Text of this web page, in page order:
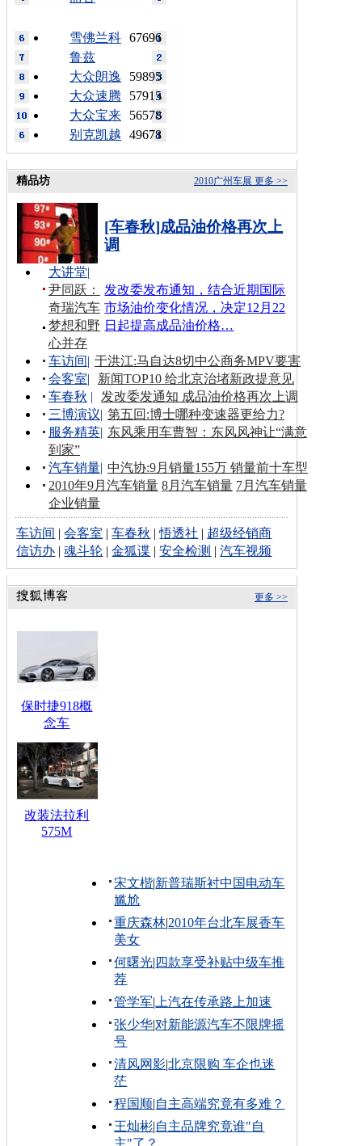
67696
雪佛兰科
鲁兹
59895
大众朗逸
57915
大众速腾
56578
大众宝来
49678
别克凯越
更多 >>
2010广州车展
精品坊
[车春秋]成品油价格再次上
调
发改委发布通知，结合近期国际
市场油价变化情况，决定12月22
日起提高成品油价格…
大讲堂|
尹同跃：
奇瑞汽车
梦想和野
心并存
车访间| 于洪江:马自达8切中公商务MPV要害
会客室|
新闻TOP10 给北京治堵新政提意见
车春秋 |
发改委发通知 成品油价格再次上调
三博演议| 第五回:博士哪种变速器更给力?
服务精英| 东风乘用车曹智：东风风神让“满意
到家”
汽车销量| 中汽协:9月销量155万 销量前十车型
2010年9月汽车销量 8月汽车销量 7月汽车销量
企业销量
车访间 |会客室 |车春秋 |悟透社 | 超级经销商
信访办 |魂斗轮 |金狐谍 |安全检测 |汽车视频
更多 >>
保时捷918概
念车
改装法拉利
575M
宋文楷|新普瑞斯衬中国电动车
尴尬
重庆森林|2010年台北车展香车
美女
何曙光| 四款享受补贴中级车推
荐
管学军| 上汽在传承路上加速
张少华|对新能源汽车不限牌摇
号
清风网影|北京限购 车企也迷
茫
程国顺|自主高端究竟有多难？
王灿彬|自主品牌究竟谁"自